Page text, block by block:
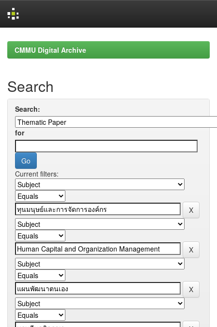
navigationCMMU Digital Archive
Search
Search:
for
Current filters: